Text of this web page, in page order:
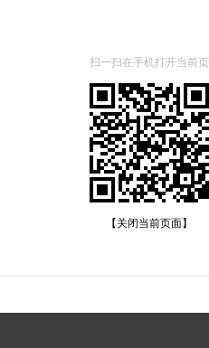
扫一扫在手机打开当前页
【关闭当前页面】